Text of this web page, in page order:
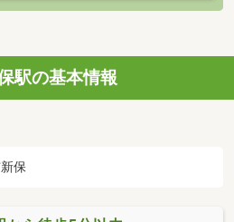
駅の基本情報
保